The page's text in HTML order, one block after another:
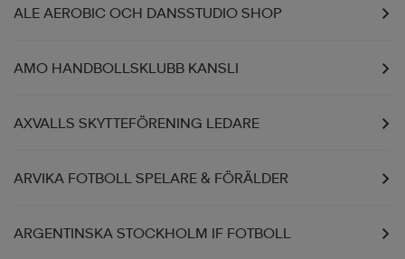
ALE AEROBIC OCH DANSSTUDIO SHOP
AMO HANDBOLLSKLUBB KANSLI
AXVALLS SKYTTEFÖRENING LEDARE
ARVIKA FOTBOLL SPELARE & FÖRÄLDER
ARGENTINSKA STOCKHOLM IF FOTBOLL